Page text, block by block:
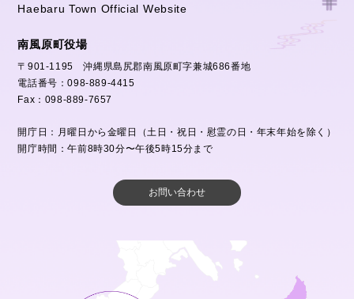
Haebaru Town Official Website
南風原町役場
〒901-1195 沖縄県島尻郡南風原町字兼城686番地
電話番号：098-889-4415
Fax：098-889-7657
開庁日：月曜日から金曜日（土日・祝日・慰霊の日・年末年始を除く）
開庁時間：午前8時30分〜午後5時15分まで
お問い合わせ